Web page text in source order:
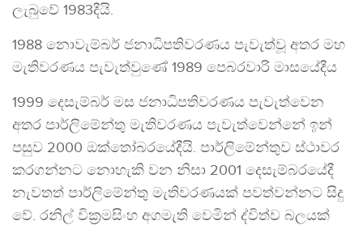
ලැබුවේ 1983දීයි.
1988 නොවැම්බර් ජනාධිපතිවරණය පැවැත්වූ අතර මහ
මැතිවරණය පැවැත්වුණේ 1989 පෙබරවාරි මාසයේදීය
1999 දෙසැම්බර් මස ජනාධිපතිවරණය පැවැත්වෙන
අතර පාර්ලිමේන්තු මැතිවරණය පැවැත්වෙන්නේ ඉන්
පසුව 2000 ඔක්තෝබරයේදීයි. පාර්ලිමේන්තුව ස්ථාවර
කරගන්නට නොහැකි වන නිසා 2001 දෙසැම්බරයේදී
නැවතත් පාර්ලිමේන්තු මැතිවරණයක් පවත්වන්නට සිදු
වේ. රනිල් වික්‍රමසිංහ අගමැති වෙමින් ද්විත්ව බලයක්